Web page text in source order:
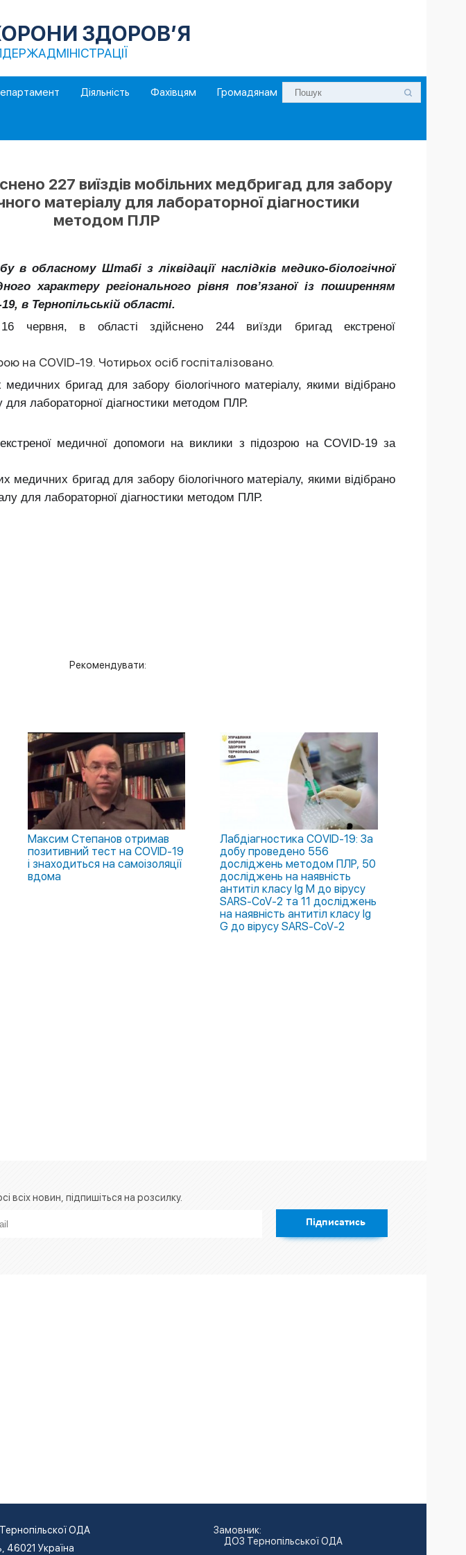
ЗДОРОВ’Я
Діяльність Фахівцям Громадянам
227 виїздів мобільних медбригад для забору
матеріалу для лабораторної діагностики
методом ПЛР
в обласному Штабі з ліквідації наслідків медико-біологічної
характеру регіонального рівня пов’язаної із поширенням
в Тернопільській області.
червня, в області здійснено 244 виїзди бригад екстреної
на COVID-19. Чотирьох осіб госпіталізовано.
бригад для забору біологічного матеріалу, якими відібрано
для лабораторної діагностики методом ПЛР.
медичної допомоги на виклики з підозрою на COVID-19 за
медичних бригад для забору біологічного матеріалу, якими відібрано
для лабораторної діагностики методом ПЛР.
Рекомендувати:
Максим Степанов отримав
позитивний тест на COVID-19
і знаходиться на самоізоляції
вдома
Лабдіагностика COVID-19: За
добу проведено 556
досліджень методом ПЛР, 50
досліджень на наявність
антитіл класу Ig М до вірусу
SARS-CoV-2 та 11 досліджень
на наявність антитіл класу Ig
G до вірусу SARS-CoV-2
Підписатись
всіх новин, підпишіться на розсилку.
ОДА
46021 Україна
Замовник:
ДОЗ Тернопільської ОДА